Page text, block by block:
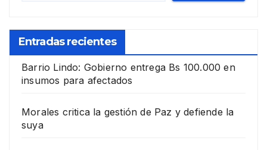
Entradas recientes
Barrio Lindo: Gobierno entrega Bs 100.000 en
insumos para afectados
Morales critica la gestión de Paz y defiende la
suya